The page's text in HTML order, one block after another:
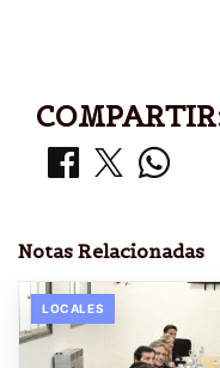
Notas Relacionadas
LOCALES